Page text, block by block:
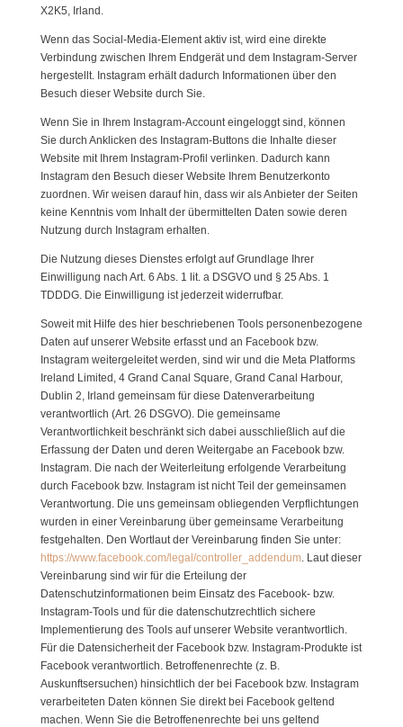
X2K5, Irland.
Wenn das Social-Media-Element aktiv ist, wird eine direkte
Verbindung zwischen Ihrem Endgerät und dem Instagram-Server
hergestellt. Instagram erhält dadurch Informationen über den
Besuch dieser Website durch Sie.
Wenn Sie in Ihrem Instagram-Account eingeloggt sind, können
Sie durch Anklicken des Instagram-Buttons die Inhalte dieser
Website mit Ihrem Instagram-Profil verlinken. Dadurch kann
Instagram den Besuch dieser Website Ihrem Benutzerkonto
zuordnen. Wir weisen darauf hin, dass wir als Anbieter der Seiten
keine Kenntnis vom Inhalt der übermittelten Daten sowie deren
Nutzung durch Instagram erhalten.
Die Nutzung dieses Dienstes erfolgt auf Grundlage Ihrer
Einwilligung nach Art. 6 Abs. 1 lit. a DSGVO und § 25 Abs. 1
TDDDG. Die Einwilligung ist jederzeit widerrufbar.
Soweit mit Hilfe des hier beschriebenen Tools personenbezogene
Daten auf unserer Website erfasst und an Facebook bzw.
Instagram weitergeleitet werden, sind wir und die Meta Platforms
Ireland Limited, 4 Grand Canal Square, Grand Canal Harbour,
Dublin 2, Irland gemeinsam für diese Datenverarbeitung
verantwortlich (Art. 26 DSGVO). Die gemeinsame
Verantwortlichkeit beschränkt sich dabei ausschließlich auf die
Erfassung der Daten und deren Weitergabe an Facebook bzw.
Instagram. Die nach der Weiterleitung erfolgende Verarbeitung
durch Facebook bzw. Instagram ist nicht Teil der gemeinsamen
Verantwortung. Die uns gemeinsam obliegenden Verpflichtungen
wurden in einer Vereinbarung über gemeinsame Verarbeitung
festgehalten. Den Wortlaut der Vereinbarung finden Sie unter:
https://www.facebook.com/legal/controller_addendum. Laut dieser
Vereinbarung sind wir für die Erteilung der
Datenschutzinformationen beim Einsatz des Facebook- bzw.
Instagram-Tools und für die datenschutzrechtlich sichere
Implementierung des Tools auf unserer Website verantwortlich.
Für die Datensicherheit der Facebook bzw. Instagram-Produkte ist
Facebook verantwortlich. Betroffenenrechte (z. B.
Auskunftsersuchen) hinsichtlich der bei Facebook bzw. Instagram
verarbeiteten Daten können Sie direkt bei Facebook geltend
machen. Wenn Sie die Betroffenenrechte bei uns geltend